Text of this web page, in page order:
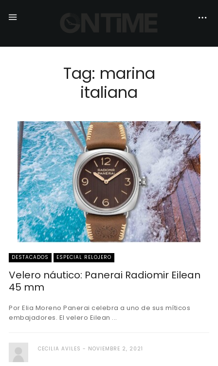
Tag: marina
italiana
DESTACADOS ESPECIAL RELOJERO
Velero náutico: Panerai Radiomir Eilean
45 mm
Por Elia Moreno Panerai celebra a uno de sus míticos
embajadores. El velero Eilean ...
CECILIA AVILES NOVIEMBRE 2, 2021